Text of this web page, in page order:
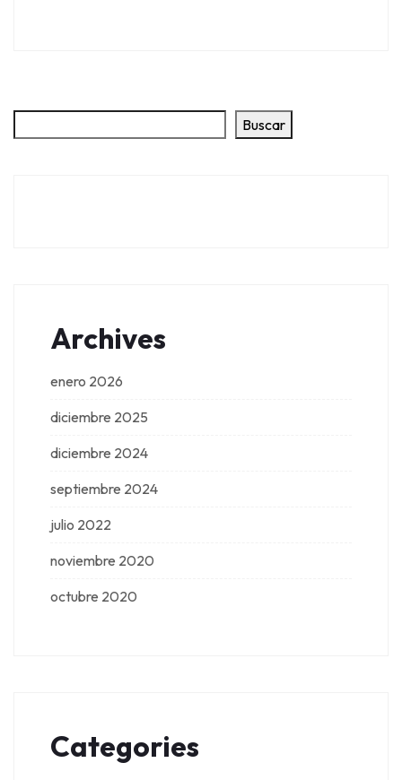
Buscar
Archives
enero 2026
diciembre 2025
diciembre 2024
septiembre 2024
julio 2022
noviembre 2020
octubre 2020
Categories